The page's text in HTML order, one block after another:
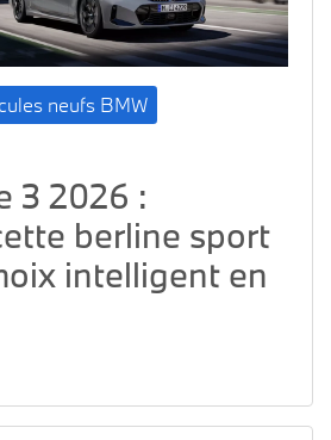
neufs BMW
3 2026 :
berline sport
intelligent en